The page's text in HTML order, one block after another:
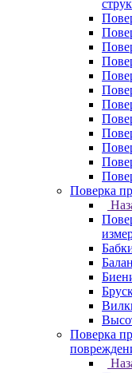
Поверка
Поверка